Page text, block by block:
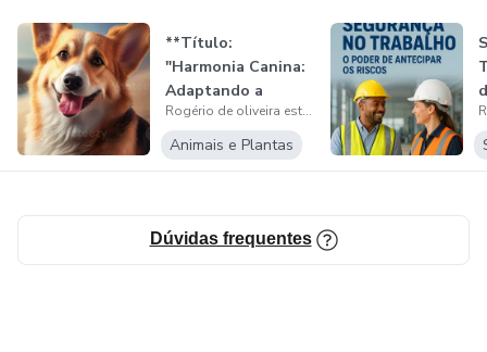
**Título:
"Harmonia Canina:
Adaptando a
Repreensão às
Necess...
Rogério de oliveira estelin
Animais e Plantas
Dúvidas frequentes